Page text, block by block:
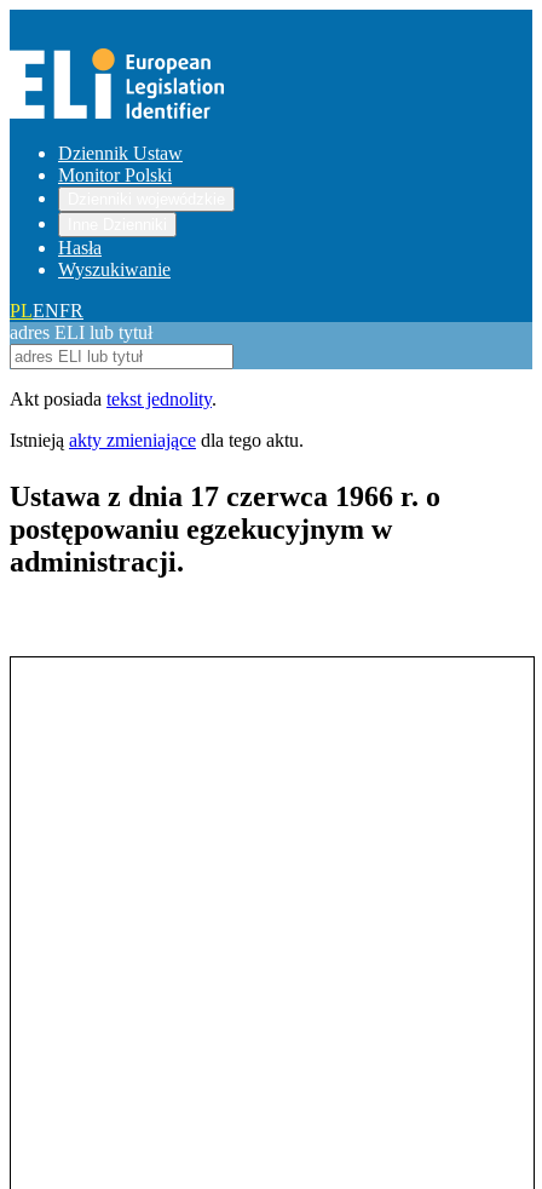
Dziennik Ustaw
Monitor Polski
Hasła
Wyszukiwanie
PLENFR
adres ELI lub tytuł
Akt posiada tekst jednolity.
Istnieją akty zmieniające dla tego aktu.
Ustawa z dnia 17 czerwca 1966 r. o
postępowaniu egzekucyjnym w
administracji.